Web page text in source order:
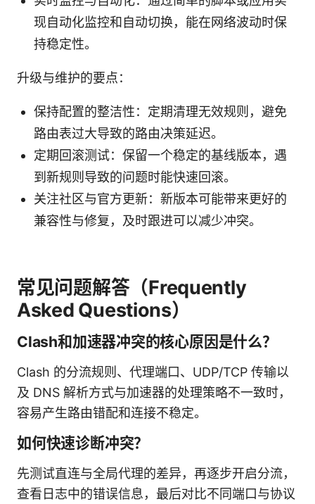
现自动化监控和自动切换，能在网络波动时保
持稳定性。
升级与维护的要点：
保持配置的整洁性：定期清理无效规则，避免
路由表过大导致的路由决策延迟。
定期回滚测试：保留一个稳定的基线版本，遇
到新规则导致的问题时能快速回滚。
关注社区与官方更新：新版本可能带来更好的
兼容性与修复，及时跟进可以减少冲突。
常见问题解答（Frequently
Asked Questions）
Clash和加速器冲突的核心原因是什么？
Clash 的分流规则、代理端口、UDP/TCP 传输以
及 DNS 解析方式与加速器的处理策略不一致时，
容易产生路由错配和连接不稳定。
如何快速诊断冲突？
先测试直连与全局代理的差异，再逐步开启分流，
查看日志中的错误信息，最后对比不同端口与协议